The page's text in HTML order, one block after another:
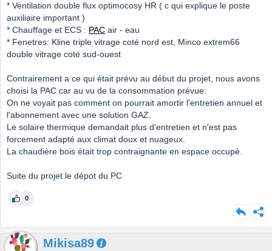
* Ventilation double flux optimocosy HR ( c qui explique le poste
auxiliaire important )
* Chauffage et ECS : PAC air - eau
* Fenetres: Kline triple vitrage coté nord est, Minco extrem66
double vitrage coté sud-ouest
Contrairement a ce qui était prévu au début du projet, nous avons
choisi la PAC car au vu de la consommation prévue:
On ne voyait pas comment on pourrait amortir l'entretien annuel et
l'abonnement avec une solution GAZ.
Le solaire thermique demandait plus d'entretien et n'est pas
forcement adapté aux climat doux et nuageux.
La chaudière bois était trop contraignante en espace occupé.
Suite du projet le dépot du PC
0
Mikisa89